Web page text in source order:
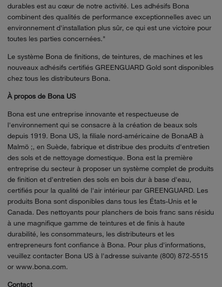
durables est au cœur de notre activité. Les adhésifs Bona
combinent des qualités de performance exceptionnelles avec un
environnement d'installation plus sûr, ce qui est une victoire pour
toutes les parties concernées."
Le système Bona de finitions, de teintures, de machines et les
nouveaux adhésifs certifiés GREENGUARD Gold sont disponibles
chez tous les distributeurs Bona.
À propos de Bona US
Bona est une entreprise innovante et respectueuse de
l'environnement qui se consacre à la création de beaux sols
depuis 1919. Bona US, la filiale nord-américaine de BonaAB à
Malmö ;, en Suède, fabrique et distribue des produits d'entretien
des sols et de nettoyage domestique. Bona est la première
entreprise du secteur à proposer un système complet de produits
de finition et d'entretien des sols en bois dur à base d'eau,
certifiés pour la qualité de l'air intérieur par GREENGUARD. Les
produits Bona sont disponibles dans tous les États-Unis et le
Canada. Des nettoyants pour planchers de bois franc sans résidu
à une magnifique gamme de teintures et de finis à haute
durabilité, les consommateurs, les distributeurs et les
entrepreneurs font confiance à Bona. Pour plus d'informations,
veuillez contacter Bona US à l'adresse suivante (800) 872-5515
or www.bona.com.
Contact